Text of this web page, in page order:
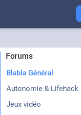
Forums
Blabla Général
Autonomie & Lifehack
Jeux vidéo